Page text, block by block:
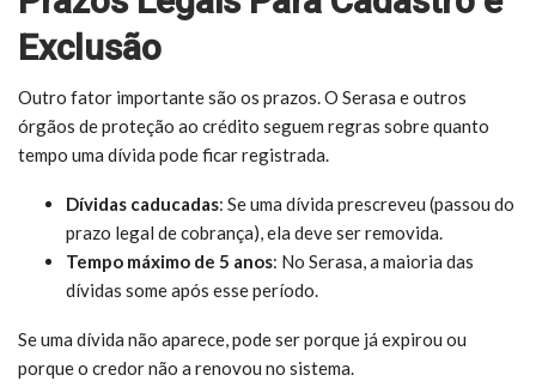
Exclusão
Outro fator importante são os prazos. O Serasa e outros
órgãos de proteção ao crédito seguem regras sobre quanto
tempo uma dívida pode ficar registrada.
Dívidas caducadas: Se uma dívida prescreveu (passou do
prazo legal de cobrança), ela deve ser removida.
Tempo máximo de 5 anos: No Serasa, a maioria das
dívidas some após esse período.
Se uma dívida não aparece, pode ser porque já expirou ou
porque o credor não a renovou no sistema.